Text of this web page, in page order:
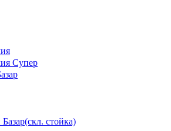
Супер
стойка)